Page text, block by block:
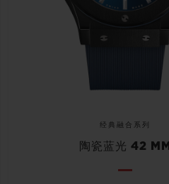
经典融合系列
陶瓷蓝光 42 MM